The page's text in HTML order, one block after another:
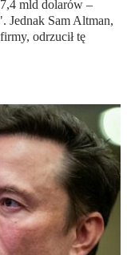
mld dolarów –
Jednak Sam Altman,
odrzucił tę